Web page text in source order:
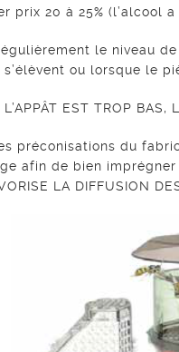
prix 20 à 25% (l’alcool
le niveau
ou lorsque le
EST TROP BAS,
préconisations du
afin de bien
LA DIFFUSION